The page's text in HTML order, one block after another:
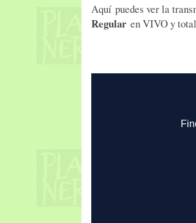
Aquí puedes ver la
Regular en VIVO y